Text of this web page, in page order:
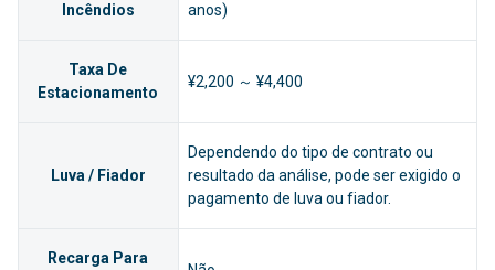
Incêndios
anos)
Taxa De
Estacionamento
¥2,200 ～ ¥4,400
Luva / Fiador
Dependendo do tipo de contrato ou
resultado da análise, pode ser exigido o
pagamento de luva ou fiador.
Recarga Para